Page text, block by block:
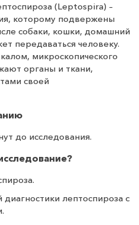
(Leptospira) –
которому подвержены
собаки, кошки, домашний
передаваться человеку.
микроскопического
органы и ткани,
своей
до исследования.
лептоспироза с